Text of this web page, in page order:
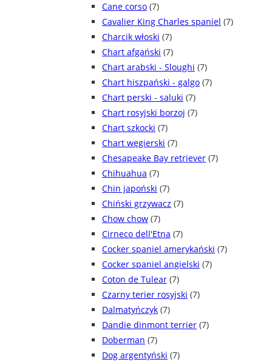
Cane corso (7)
Cavalier King Charles spaniel (7)
Charcik włoski (7)
Chart afgański (7)
Chart arabski - Sloughi (7)
Chart hiszpański - galgo (7)
Chart perski - saluki (7)
Chart rosyjski borzoj (7)
Chart szkocki (7)
Chart węgierski (7)
Chesapeake Bay retriever (7)
Chihuahua (7)
Chin japoński (7)
Chiński grzywacz (7)
Chow chow (7)
Cirneco dell'Etna (7)
Cocker spaniel amerykański (7)
Cocker spaniel angielski (7)
Coton de Tulear (7)
Czarny terier rosyjski (7)
Dalmatyńczyk (7)
Dandie dinmont terrier (7)
Doberman (7)
Dog argentyński (7)